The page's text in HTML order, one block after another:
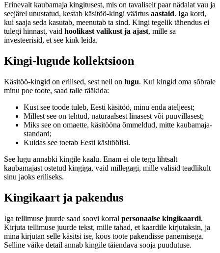
Erinevalt kaubamaja kingitusest, mis on tavaliselt paar nädalat vau ja
seejärel unustatud, kestab käsitöö-kingi väärtus aastaid. Iga kord,
kui saaja seda kasutab, meenutab ta sind. Kingi tegelik tähendus ei
tulegi hinnast, vaid hoolikast valikust ja ajast, mille sa
investeerisid, et see kink leida.
Kingi-lugude kollektsioon
Käsitöö-kingid on erilised, sest neil on lugu. Kui kingid oma sõbrale
minu poe toote, saad talle rääkida:
Kust see toode tuleb, Eesti käsitöö, minu enda ateljeest;
Millest see on tehtud, naturaalsest linasest või puuvillasest;
Miks see on omaette, käsitööna õmmeldud, mitte kaubamaja-
standard;
Kuidas see toetab Eesti käsitöölisi.
See lugu annabki kingile kaalu. Enam ei ole tegu lihtsalt
kaubamajast ostetud kingiga, vaid millegagi, mille valisid teadlikult
sinu jaoks eriliseks.
Kingikaart ja pakendus
Iga tellimuse juurde saad soovi korral personaalse kingikaardi.
Kirjuta tellimuse juurde tekst, mille tahad, et kaardile kirjutaksin, ja
mina kirjutan selle käsitsi ise, koos toote pakendisse panemisega.
Selline väike detail annab kingile täiendava sooja puudutuse.